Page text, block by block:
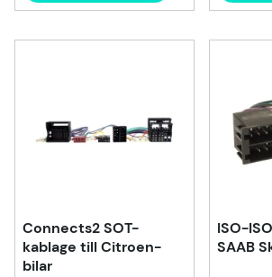
Connects2 SOT-
kablage till Citroen-
bilar
ISO-
SAAB